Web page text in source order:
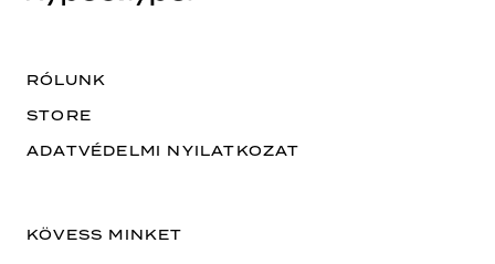
RÓLUNK
STORE
ADATVÉDELMI NYILATKOZAT
KÖVESS MINKET